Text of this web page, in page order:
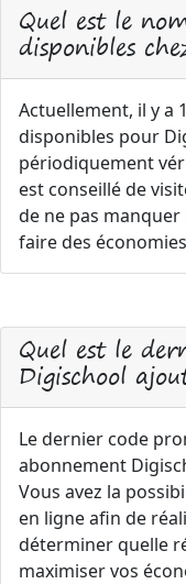
Quel est le
disponibles
Actuellement, il y a
disponibles pour
périodiquement
est conseillé de
de ne pas
faire des
Quel est le
Digischool
Le dernier code
abonnement
Vous avez la
en ligne afin de
déterminer quelle
maximiser vos